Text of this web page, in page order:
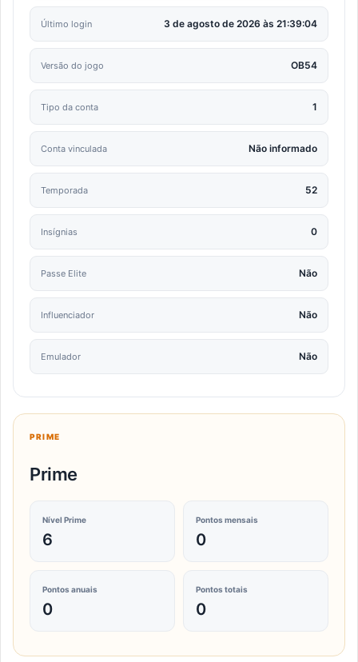
Último login 3 de agosto de 2026 às 21:39:04
Versão do jogo OB54
Tipo da conta 1
Conta vinculada Não informado
Temporada 52
Insígnias 0
Passe Elite Não
Influenciador Não
Emulador Não
PRIME
Prime
Nível Prime
6
Pontos mensais
0
Pontos anuais
0
Pontos totais
0